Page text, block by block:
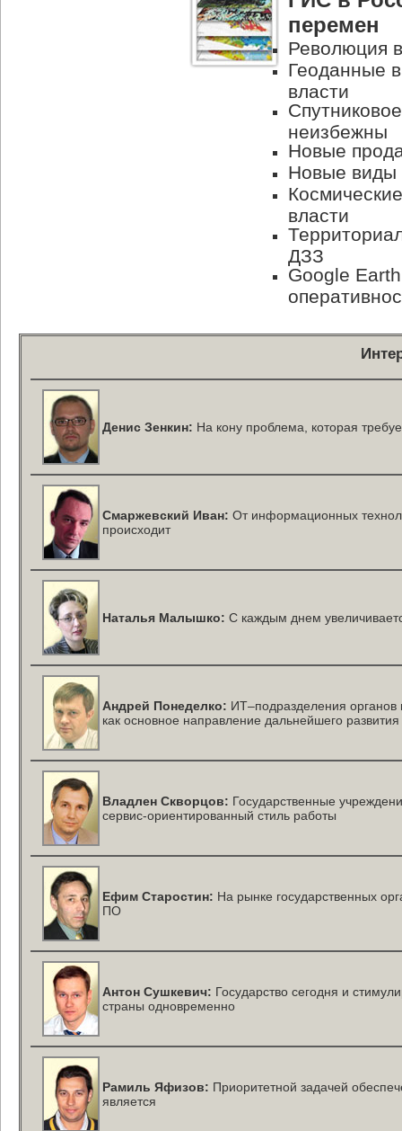
перемен
Революция
Геоданные
власти
неизбежны
Новые
Новые виды
власти
ДЗЗ
Google
Денис Зенкин: На кону проблема, которая
Смаржевский Иван: От информационных
происходит
Наталья Малышко: C каждым днем
Андрей Понеделко: ИТ–подразделения органов
как основное направление дальнейшего
Владлен Скворцов: Государственные
сервис-ориентированный стиль работы
Ефим Старостин: На рынке государственных
ПО
Антон Сушкевич: Государство сегодня и
страны одновременно
Рамиль Яфизов: Приоритетной задачей
является